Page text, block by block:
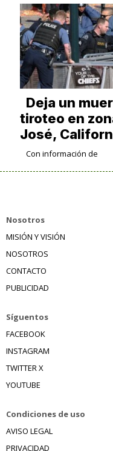
Deja un
tiroteo en
José,
Con información de
Nosotros
MISIÓN Y VISIÓN
NOSOTROS
CONTACTO
PUBLICIDAD
Síguentos
FACEBOOK
INSTAGRAM
TWITTER X
YOUTUBE
Condiciones de uso
AVISO LEGAL
PRIVACIDAD